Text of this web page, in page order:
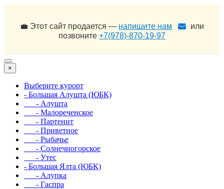
💼 Этот сайт продается — напишите нам
или
позвоните +7(978)-870-19-97
×
Выберите курорт
- Большая Алушта (ЮБК)
- Алушта
- Малореченское
- Партенит
- Приветное
- Рыбачье
- Солнечногорское
- Утес
- Большая Ялта (ЮБК)
- Алупка
- Гаспра